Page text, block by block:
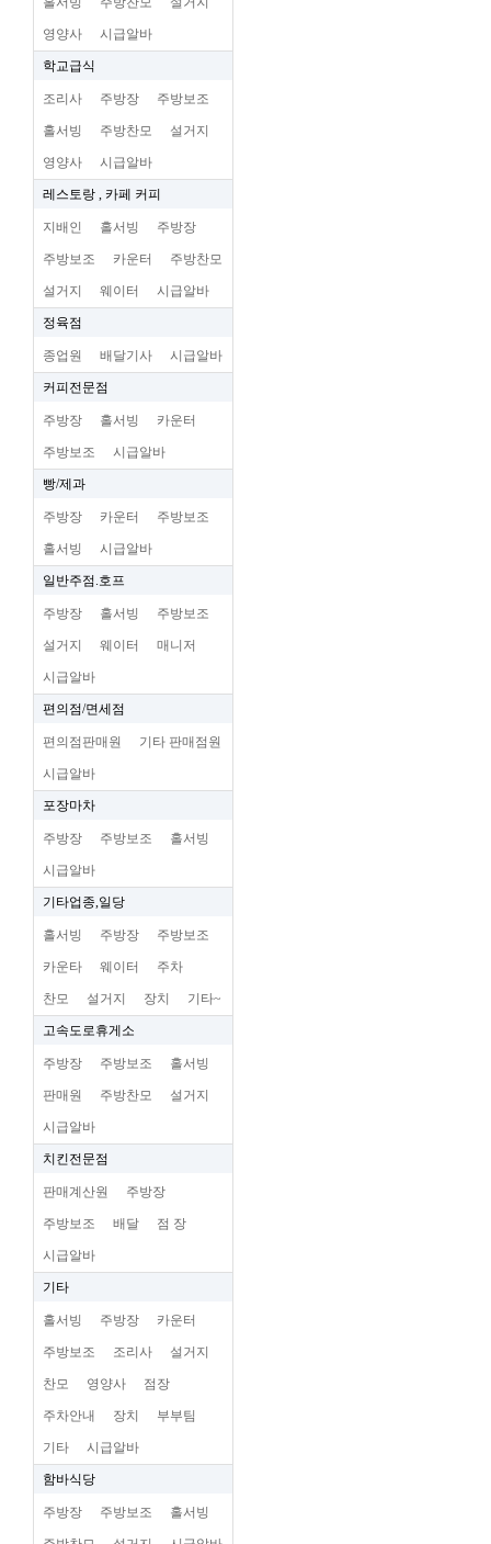
영양사 시급알바
학교급식
조리사 주방장 주방보조
홀서빙 주방찬모 설거지
영양사 시급알바
레스토랑 , 카페 커피
지배인 홀서빙 주방장
주방보조 카운터 주방찬모
설거지 웨이터 시급알바
정육점
종업원 배달기사 시급알바
커피전문점
주방장 홀서빙 카운터
주방보조 시급알바
빵/제과
주방장 카운터 주방보조
홀서빙 시급알바
일반주점.호프
주방장 홀서빙 주방보조
설거지 웨이터 매니저
시급알바
편의점/면세점
편의점판매원 기타 판매점원
시급알바
포장마차
주방장 주방보조 홀서빙
시급알바
기타업종,일당
홀서빙 주방장 주방보조
카운타 웨이터 주차
찬모 설거지 장치 기타~
고속도로휴게소
주방장 주방보조 홀서빙
판매원 주방찬모 설거지
시급알바
치킨전문점
판매계산원 주방장
주방보조 배달 점 장
시급알바
기타
홀서빙 주방장 카운터
주방보조 조리사 설거지
찬모 영양사 점장
주차안내 장치 부부팀
기타 시급알바
함바식당
주방장 주방보조 홀서빙